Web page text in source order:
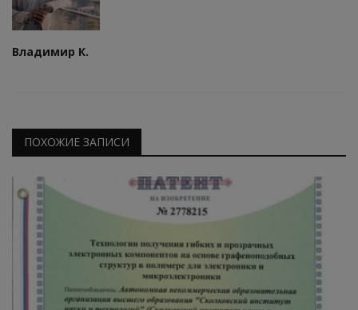
Владимир К.
ПОХОЖИЕ ЗАПИСИ